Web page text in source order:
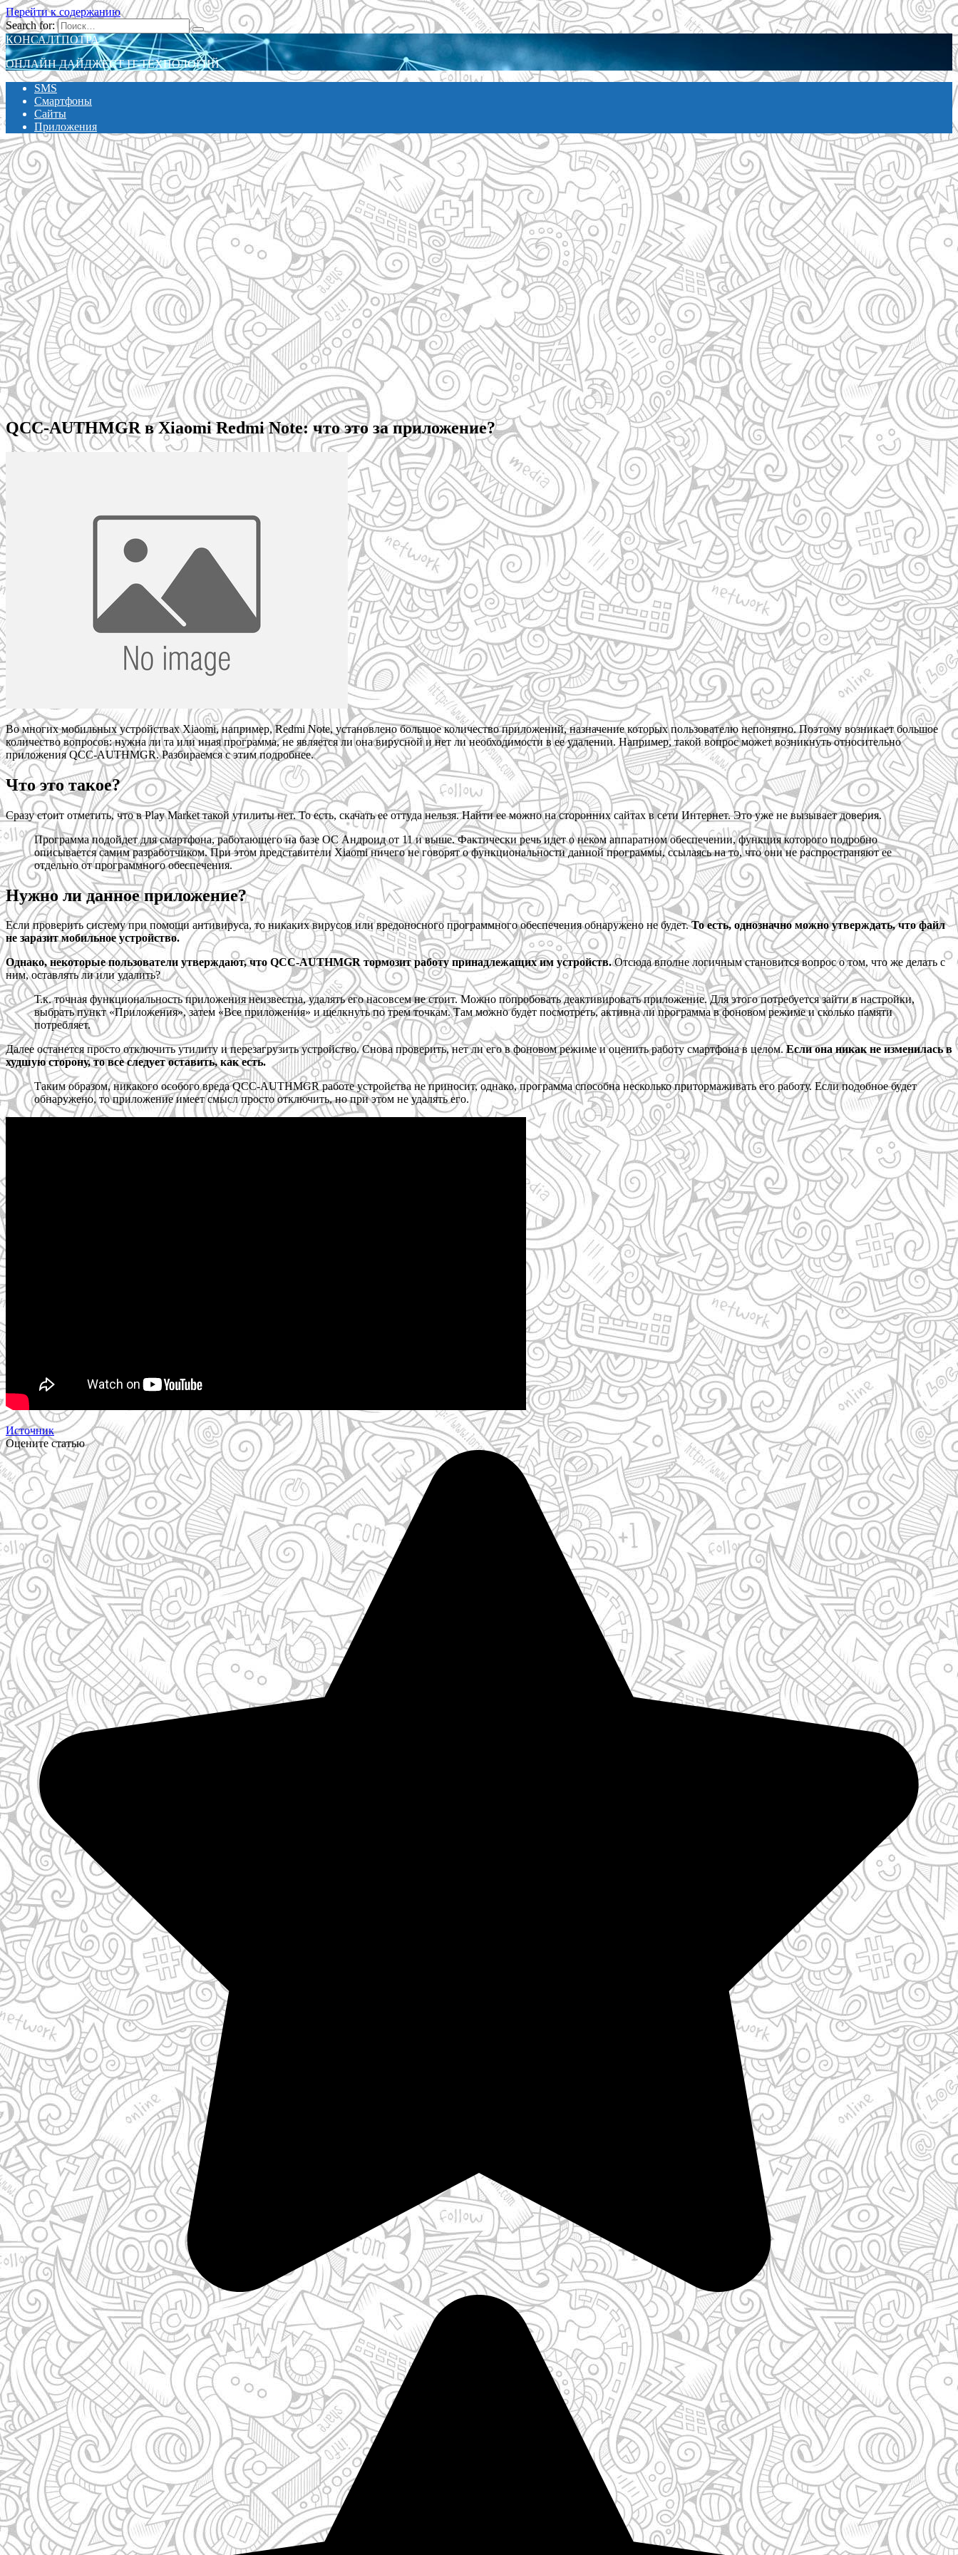
Перейти к содержанию
Search for:
КОНСАЛТПОТРА
ОНЛАЙН ДАЙДЖЕСТ IT-ТЕХНОЛОГИЙ
SMS
Смартфоны
Сайты
Приложения
QCC-AUTHMGR в Xiaomi Redmi Note: что это за приложение?
Во многих мобильных устройствах Xiaomi, например, Redmi Note, установлено большое количество приложений, назначение которых пользователю непонятно. Поэтому возникает большое
количество вопросов: нужна ли та или иная программа, не является ли она вирусной и нет ли необходимости в ее удалении. Например, такой вопрос может возникнуть относительно
приложения QCC-AUTHMGR. Разбираемся с этим подробнее.
Что это такое?
Сразу стоит отметить, что в Play Market такой утилиты нет. То есть, скачать ее оттуда нельзя. Найти ее можно на сторонних сайтах в сети Интернет. Это уже не вызывает доверия.
Программа подойдет для смартфона, работающего на базе ОС Андроид от 11 и выше. Фактически речь идет о неком аппаратном обеспечении, функция которого подробно
описывается самим разработчиком. При этом представители Xiaomi ничего не говорят о функциональности данной программы, ссылаясь на то, что они не распространяют ее
отдельно от программного обеспечения.
Нужно ли данное приложение?
Если проверить систему при помощи антивируса, то никаких вирусов или вредоносного программного обеспечения обнаружено не будет.То есть, однозначно можно утверждать, что файл
не заразит мобильное устройство.
Однако, некоторые пользователи утверждают, что QCC-AUTHMGR тормозит работу принадлежащих им устройств.Отсюда вполне логичным становится вопрос о том, что же делать с
ним, оставлять ли или удалить?
Т.к. точная функциональность приложения неизвестна, удалять его насовсем не стоит. Можно попробовать деактивировать приложение. Для этого потребуется зайти в настройки,
выбрать пункт «Приложения», затем «Все приложения» и щелкнуть по трем точкам. Там можно будет посмотреть, активна ли программа в фоновом режиме и сколько памяти
потребляет.
Далее останется просто отключить утилиту и перезагрузить устройство. Снова проверить, нет ли его в фоновом режиме и оценить работу смартфона в целом.Если она никак не изменилась в
худшую сторону, то все следует оставить, как есть.
Таким образом, никакого особого вреда QCC-AUTHMGR работе устройства не приносит, однако, программа способна несколько притормаживать его работу. Если подобное будет
обнаружено, то приложение имеет смысл просто отключить, но при этом не удалять его.
Источник
Оцените статью